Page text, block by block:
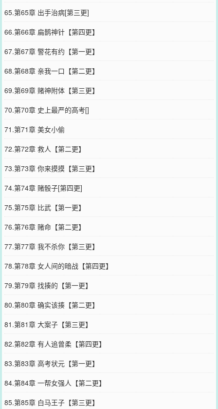
65.第65章 出手治病[第三更]
66.第66章 扁鹊神针【第四更】
67.第67章 警花有约【第一更】
68.第68章 亲我一口【第二更】
69.第69章 赌神附体【第三更】
70.第70章 史上最严的高考[]
71.第71章 美女小偷
72.第72章 救人【第二更】
73.第73章 你来摸摸【第三更】
74.第74章 赌骰子[第四更]
75.第75章 比武【第一更】
76.第76章 赌命【第二更】
77.第77章 我不杀你【第三更】
78.第78章 女人间的暗战【第四更】
79.第79章 找揍的【第一更】
80.第80章 确实该揍【第二更】
81.第81章 大案子【第三更】
82.第82章 有人追曾柔【第四更】
83.第83章 高考状元【第一更】
84.第84章 一帮女强人【第二更】
85.第85章 白马王子【第三更】